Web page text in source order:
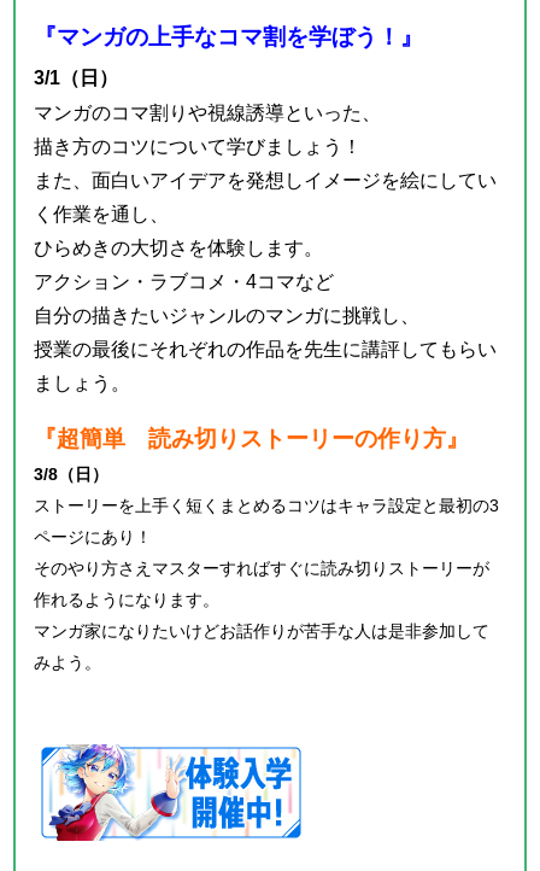
『マンガの上手なコマ割を学ぼう！』
3/1（日）
マンガのコマ割りや視線誘導といった、
描き方のコツについて学びましょう！
また、面白いアイデアを発想しイメージを絵にしてい
く作業を通し、
ひらめきの大切さを体験します。
アクション・ラブコメ・4コマなど
自分の描きたいジャンルのマンガに挑戦し、
授業の最後にそれぞれの作品を先生に講評してもらい
ましょう。
『超簡単 読み切りストーリーの作り方』
3/8（日）
ストーリーを上手く短くまとめるコツはキャラ設定と最初の3
ページにあり！
そのやり方さえマスターすればすぐに読み切りストーリーが
作れるようになります。
マンガ家になりたいけどお話作りが苦手な人は是非参加して
みよう。